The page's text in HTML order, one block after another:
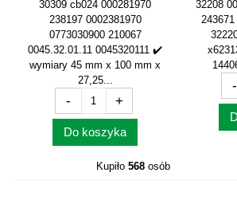
30309 cb024 000281970
238197 0002381970
0773030900 210067
0045.32.01.11 0045320111 ✔️
wymiary 45 mm x 100 mm x
27,25...
- +
Do koszyka
Kupiło 568 osób
32208
-